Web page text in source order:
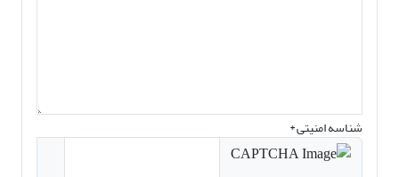
شناسه امنیتی *